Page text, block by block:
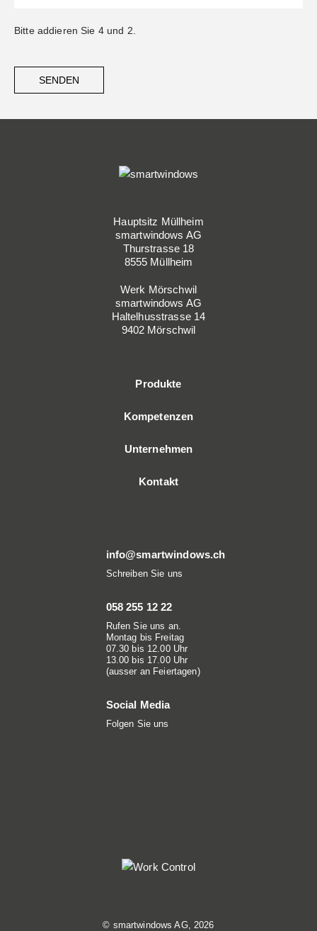
Bitte addieren Sie 4 und 2.
SENDEN
Hauptsitz Müllheim
smartwindows AG
Thurstrasse 18
8555 Müllheim
Werk Mörschwil
smartwindows AG
Haltelhusstrasse 14
9402 Mörschwil
Produkte
Kompetenzen
Unternehmen
Kontakt
info@smartwindows.ch
Schreiben Sie uns
058 255 12 22
Rufen Sie uns an.
Montag bis Freitag
07.30 bis 12.00 Uhr
13.00 bis 17.00 Uhr
(ausser an Feiertagen)
Social Media
Folgen Sie uns
© smartwindows AG, 2026